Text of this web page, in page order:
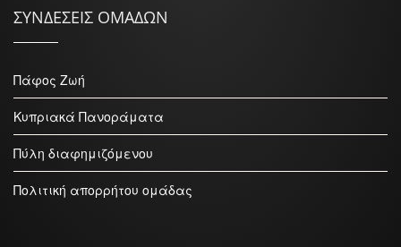
ΣΥΝΔΕΣΕΙΣ ΟΜΑΔΩΝ
Πάφος Ζωή
Κυπριακά Πανοράματα
Πύλη διαφημιζόμενου
Πολιτική απορρήτου ομάδας